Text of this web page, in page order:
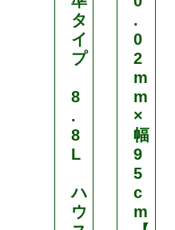
タ
イ
プ
8
.
8
L
ハ
ウ
.
0
2
m
m
×
幅
9
5
c
m